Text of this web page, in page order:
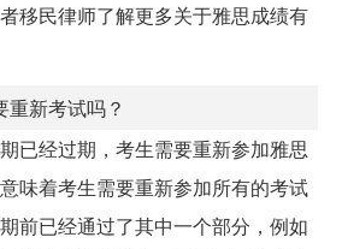
移民律师了解更多关于雅思成绩有
新考试吗？
已经过期，考生需要重新参加雅思
味着考生需要重新参加所有的考试
前已经通过了其中一个部分，例如